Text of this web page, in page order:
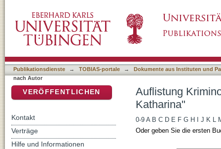
Publikationsdienste → TOBIAS-portale →
Dokumente aus Instituten und
nach Autor
Auflistung
Katharina"
0-9 A B C D E F G H J K L
Oder geben Sie die ersten
VERÖFFENTLICHEN
Kontakt
Verträge
Hilfe und Informationen